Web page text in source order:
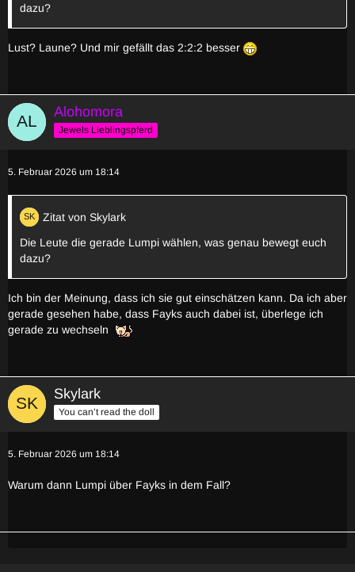
dazu?
Lust? Laune? Und mir gefällt das 2:2:2 besser
Alohomora
Jewels Lieblingspferd
5. Februar 2026 um 18:14
Zitat von Skylark
Die Leute die gerade Lumpi wählen, was genau bewegt euch
dazu?
Ich bin der Meinung, dass ich sie gut einschätzen kann. Da ich aber
gerade gesehen habe, dass Fayks auch dabei ist, überlege ich
gerade zu wechseln
Skylark
You can’t read the doll
5. Februar 2026 um 18:14
Warum dann Lumpi über Fayks in dem Fall?